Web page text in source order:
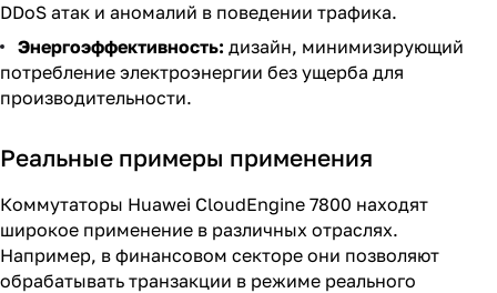
DDoS атак и аномалий в поведении трафика.
Энергоэффективность: дизайн, минимизирующий
потребление электроэнергии без ущерба для
производительности.
Реальные примеры применения
Коммутаторы Huawei CloudEngine 7800 находят
широкое применение в различных отраслях.
Например, в финансовом секторе они позволяют
обрабатывать транзакции в режиме реального